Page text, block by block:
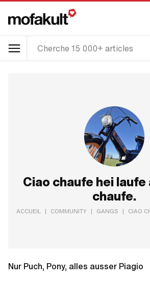
Ciao chaufe hei laufe
chaufe.
ACCUEIL | COMMUNITY | GANGS | CIAO
Nur Puch, Pony, alles ausser Piagio